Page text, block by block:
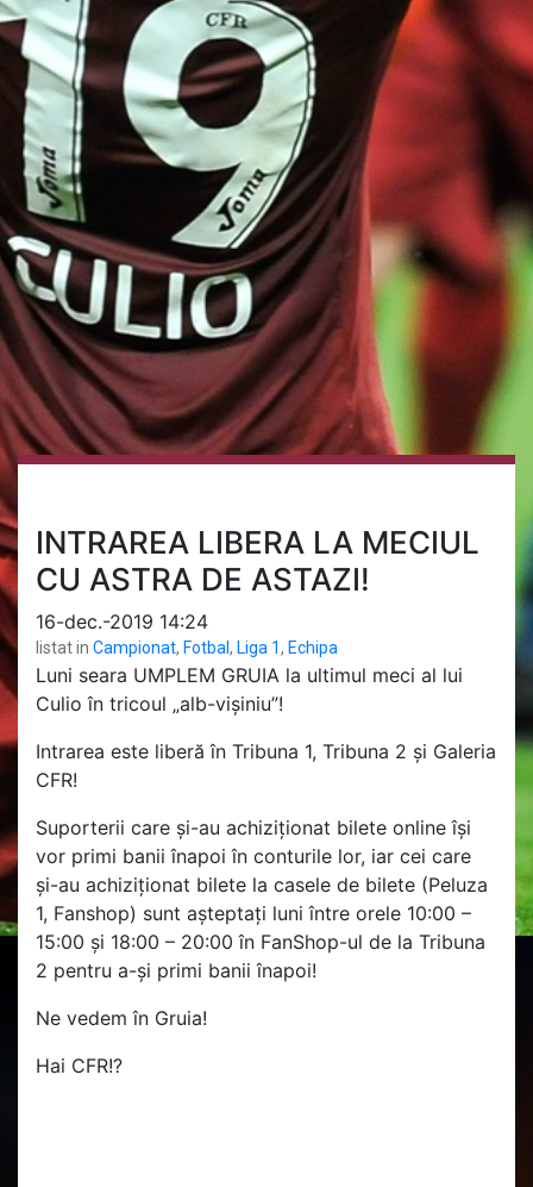
INTRAREA LIBERA LA MECIUL
CU ASTRA DE ASTAZI!
16-dec.-2019 14:24
listat in Campionat, Fotbal , Liga 1, Echipa
Luni seara UMPLEM GRUIA la ultimul meci al lui
Culio în tricoul „alb-vișiniu”!
Intrarea este liberă în Tribuna 1, Tribuna 2 și Galeria
CFR!
Suporterii care și-au achiziționat bilete online își
vor primi banii înapoi în conturile lor, iar cei care
și-au achiziționat bilete la casele de bilete (Peluza
1, Fanshop) sunt așteptați luni între orele 10:00 –
15:00 și 18:00 – 20:00 în FanShop-ul de la Tribuna
2 pentru a-și primi banii înapoi!
Ne vedem în Gruia!
Hai CFR!?